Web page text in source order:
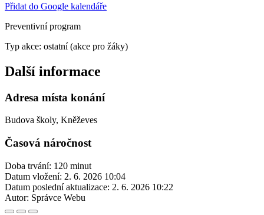
Přidat do Google kalendáře
Preventivní program
Typ akce: ostatní (akce pro žáky)
Další informace
Adresa místa konání
Budova školy, Kněževes
Časová náročnost
Doba trvání: 120 minut
Datum vložení: 2. 6. 2026 10:04
Datum poslední aktualizace: 2. 6. 2026 10:22
Autor: Správce Webu